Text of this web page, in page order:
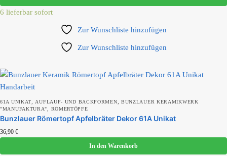
6 lieferbar sofort
Zur Wunschliste hinzufügen
Zur Wunschliste hinzufügen
61A UNIKAT,AUFLAUF- UND BACKFORMEN, BUNZLAUER KERAMIKWERK
"MANUFAKTURA", RÖMERTÖPFE
Bunzlauer Römertopf Apfelbräter Dekor 61A Unikat
36,90 €
In den Warenkorb